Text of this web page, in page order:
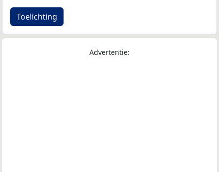
Toelichting
Advertentie: